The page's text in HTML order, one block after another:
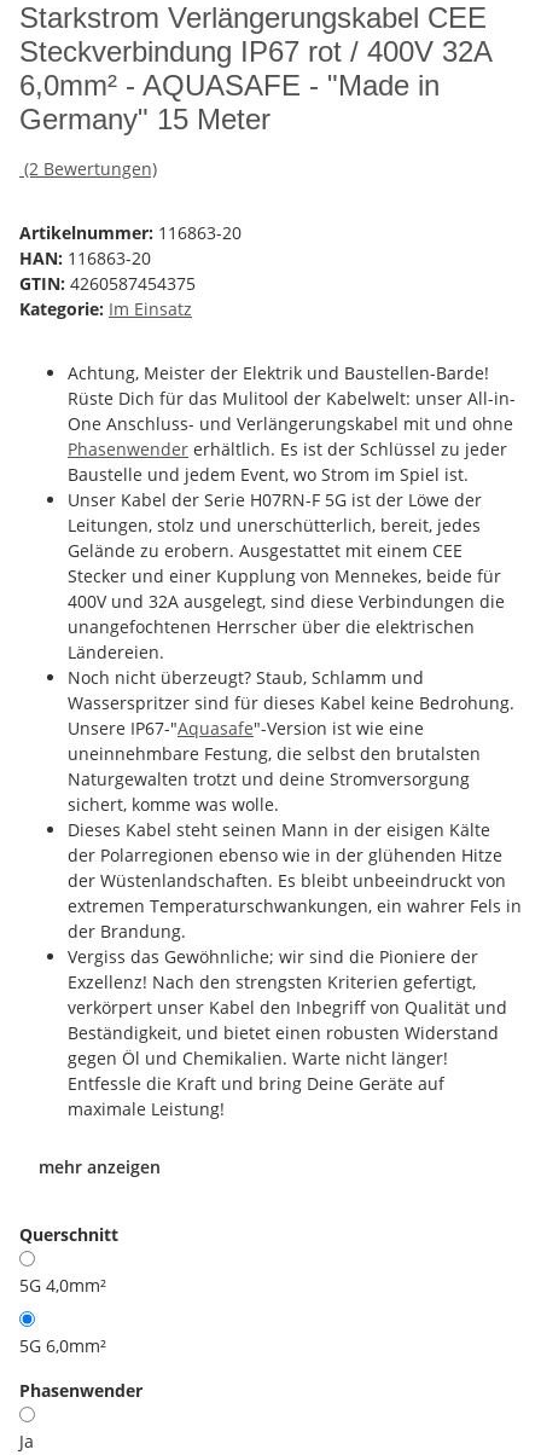
Starkstrom Verlängerungskabel CEE
Steckverbindung IP67 rot / 400V 32A
6,0mm² - AQUASAFE - "Made in
Germany" 15 Meter
(2 Bewertungen)
Artikelnummer: 116863-20
HAN: 116863-20
GTIN: 4260587454375
Kategorie: Im Einsatz
Achtung, Meister der Elektrik und Baustellen-Barde!
Rüste Dich für das Mulitool der Kabelwelt: unser All-in-
One Anschluss- und Verlängerungskabel mit und ohne
Phasenwender erhältlich. Es ist der Schlüssel zu jeder
Baustelle und jedem Event, wo Strom im Spiel ist.
Unser Kabel der Serie H07RN-F 5G ist der Löwe der
Leitungen, stolz und unerschütterlich, bereit, jedes
Gelände zu erobern. Ausgestattet mit einem CEE
Stecker und einer Kupplung von Mennekes, beide für
400V und 32A ausgelegt, sind diese Verbindungen die
unangefochtenen Herrscher über die elektrischen
Ländereien.
Noch nicht überzeugt? Staub, Schlamm und
Wasserspritzer sind für dieses Kabel keine Bedrohung.
Unsere IP67-"Aquasafe"-Version ist wie eine
uneinnehmbare Festung, die selbst den brutalsten
Naturgewalten trotzt und deine Stromversorgung
sichert, komme was wolle.
Dieses Kabel steht seinen Mann in der eisigen Kälte
der Polarregionen ebenso wie in der glühenden Hitze
der Wüstenlandschaften. Es bleibt unbeeindruckt von
extremen Temperaturschwankungen, ein wahrer Fels in
der Brandung.
Vergiss das Gewöhnliche; wir sind die Pioniere der
Exzellenz! Nach den strengsten Kriterien gefertigt,
verkörpert unser Kabel den Inbegriff von Qualität und
Beständigkeit, und bietet einen robusten Widerstand
gegen Öl und Chemikalien. Warte nicht länger!
Entfessle die Kraft und bring Deine Geräte auf
maximale Leistung!
mehr anzeigen
Querschnitt
5G 4,0mm²
5G 6,0mm²
Phasenwender
Ja